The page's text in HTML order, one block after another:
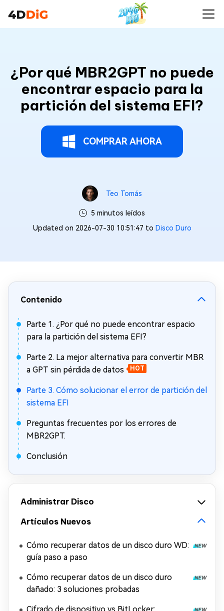
¿Por qué MBR2GPT no puede
encontrar espacio para la
partición del sistema EFI?
COMPRAR AHORA
Teo Tomás
5 minutos leídos
Updated on 2026-07-30 10:51:47 to Disco Duro
Contenido
Parte 1. ¿Por qué no puede encontrar espacio
para la partición del sistema EFI?
Parte 2. La mejor alternativa para convertir MBR
a GPT sin pérdida de datos
HOT
Parte 3. Cómo solucionar el error de partición del
sistema EFI
Preguntas frecuentes por los errores de
MBR2GPT.
Conclusión
Administrar Disco
Artículos Nuevos
Cómo recuperar datos de un disco duro WD:
guía paso a paso
Cómo recuperar datos de un disco duro
dañado: 3 soluciones probadas